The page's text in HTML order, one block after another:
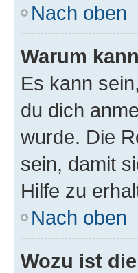
Nach oben
Warum
Es kann
du dich
wurde. Die
sein, damit
Hilfe zu
Nach oben
Wozu ist